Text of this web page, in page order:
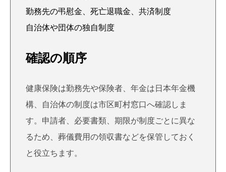
勤務先の弔慰金、死亡退職金、共済制度
自治体や団体の独自制度
確認の順序
健康保険は勤務先や保険者、年金は日本年金機
構、自治体の制度は市区町村窓口へ確認しま
す。申請者、必要書類、期限が制度ごとに異な
るため、葬儀費用の領収書などを保管しておく
と役立ちます。